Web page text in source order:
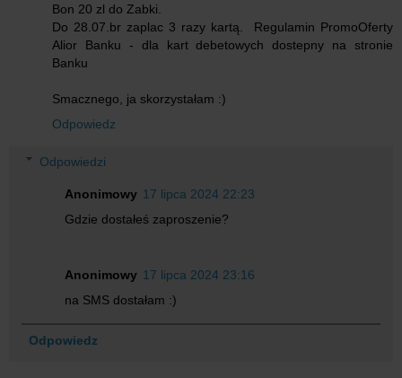
Bon 20 zl do Zabki.
Do 28.07.br zaplac 3 razy kartą. Regulamin PromoOferty
Alior Banku - dla kart debetowych dostepny na stronie
Banku
Smacznego, ja skorzystałam :)
Odpowiedz
Odpowiedzi
Anonimowy 17 lipca 2024 22:23
Gdzie dostałeś zaproszenie?
Anonimowy 17 lipca 2024 23:16
na SMS dostałam :)
Odpowiedz